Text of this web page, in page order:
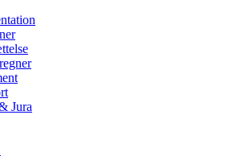
Jura